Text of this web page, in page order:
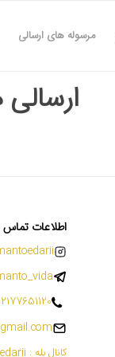
مرسوله های ارسالی
ارسالی های
اطلاعات تماس
کانال بله : mantoedarii@